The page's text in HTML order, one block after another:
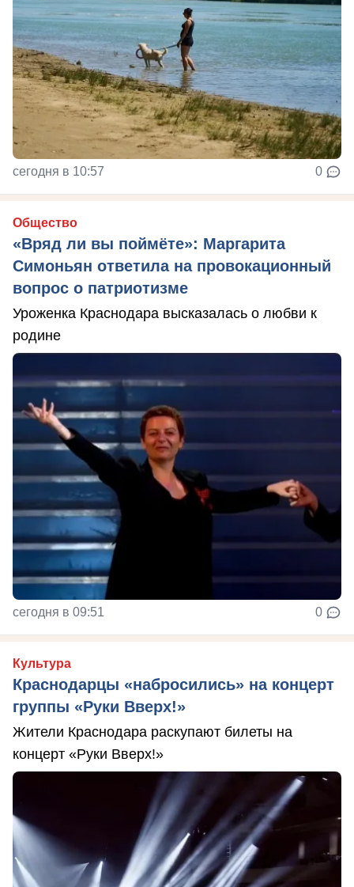
сегодня в 10:57 0
Общество
«Вряд ли вы поймёте»: Маргарита
Симоньян ответила на провокационный
вопрос о патриотизме
Уроженка Краснодара высказалась о любви к
родине
сегодня в 09:51 0
Культура
Краснодарцы «набросились» на концерт
группы «Руки Вверх!»
Жители Краснодара раскупают билеты на
концерт «Руки Вверх!»